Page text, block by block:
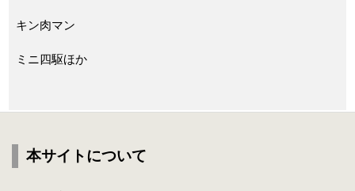
キン肉マン
ミニ四駆ほか
本サイトについて